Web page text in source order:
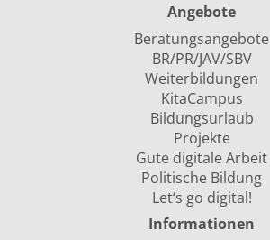
Angebote
Beratungsangebote
BR/PR/JAV/SBV
Weiterbildungen
KitaCampus
Bildungsurlaub
Projekte
Gute digitale Arbeit
Politische Bildung
Let‘s go digital!
Informationen